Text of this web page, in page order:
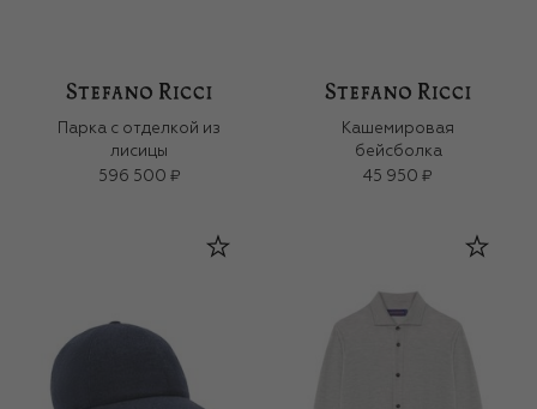
Парка с отделкой из
лисицы
596 500 ₽
Кашемировая
бейсболка
45 950 ₽